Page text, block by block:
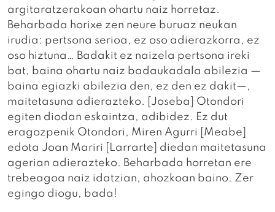
argitaratzerakoan ohartu naiz horretaz.
Beharbada horixe zen neure buruaz neukan
irudia: pertsona serioa, ez oso adierazkorra, ez
oso hiztuna… Badakit ez naizela pertsona ireki
bat, baina ohartu naiz badaukadala abilezia —
baina egiazki abilezia den, ez den ez dakit—,
maitetasuna adierazteko. [Joseba] Otondori
egiten diodan eskaintza, adibidez. Ez dut
eragozpenik Otondori, Miren Agurri [Meabe]
edota Joan Mariri [Larrarte] diedan maitetasuna
agerian adierazteko. Beharbada horretan ere
trebeagoa naiz idatzian, ahozkoan baino. Zer
egingo diogu, bada!